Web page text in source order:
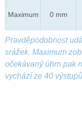
Maximum 0 mm
Pravděpodobnost
srážek. Maximum
očekávaný úhrn pak
vychází ze 40